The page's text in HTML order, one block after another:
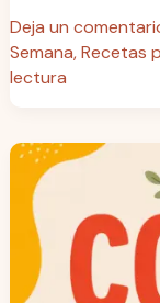
Deja un
Semana,Recetas
lectura
La
Cocina
del
Aprovechamiento:
150
recetas
de
la
abuela
para
no